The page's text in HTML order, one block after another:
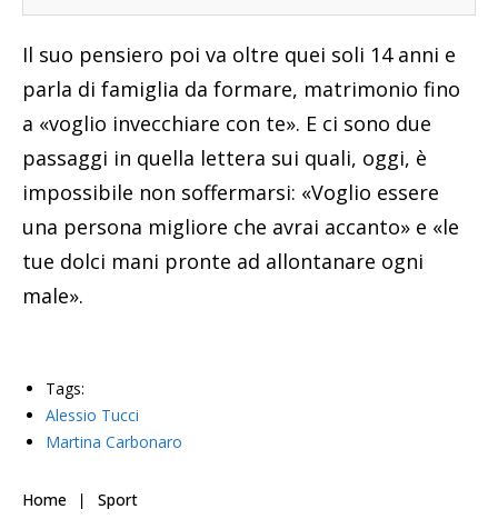
Il suo pensiero poi va oltre quei soli 14 anni e
parla di famiglia da formare, matrimonio fino
a «voglio invecchiare con te». E ci sono due
passaggi in quella lettera sui quali, oggi, è
impossibile non soffermarsi: «Voglio essere
una persona migliore che avrai accanto» e «le
tue dolci mani pronte ad allontanare ogni
male».
Tags:
Alessio Tucci
Martina Carbonaro
Home Sport